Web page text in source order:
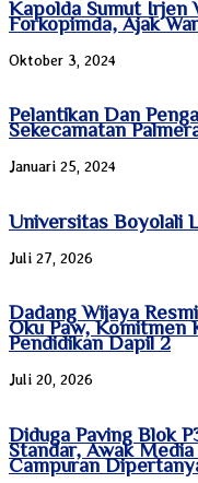
Kapolda Sumut Irjen
Forkopimda, Ajak
Oktober 3, 2024
Pelantikan Dan
Sekecamatan
Januari 25, 2024
Universitas Boyolali
Juli 27, 2026
Dadang Wijaya
Oku Paw, Komitmen
Pendidikan Dapil 2
Juli 20, 2026
Diduga Paving Blok
Standar, Awak
Campuran